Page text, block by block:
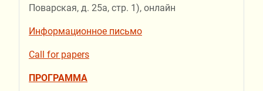
Поварская, д. 25а, стр. 1), онлайн
Информационное письмо
Call for papers
ПРОГРАММА